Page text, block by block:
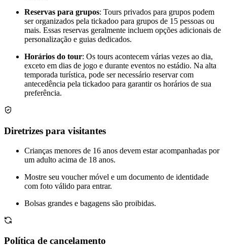
Reservas para grupos: Tours privados para grupos podem
ser organizados pela tickadoo para grupos de 15 pessoas ou
mais. Essas reservas geralmente incluem opções adicionais de
personalização e guias dedicados.
Horários do tour: Os tours acontecem várias vezes ao dia,
exceto em dias de jogo e durante eventos no estádio. Na alta
temporada turística, pode ser necessário reservar com
antecedência pela tickadoo para garantir os horários de sua
preferência.
Diretrizes para visitantes
Crianças menores de 16 anos devem estar acompanhadas por
um adulto acima de 18 anos.
Mostre seu voucher móvel e um documento de identidade
com foto válido para entrar.
Bolsas grandes e bagagens são proibidas.
Política de cancelamento